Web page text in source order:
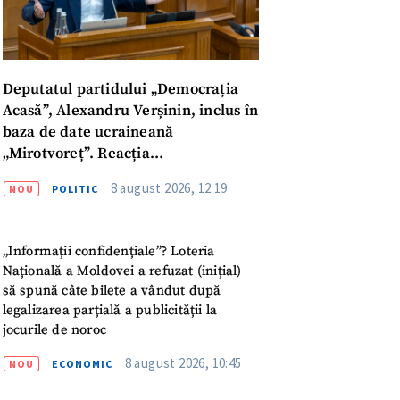
Deputatul partidului „Democrația
Acasă”, Alexandru Verșinin, inclus în
baza de date ucraineană
„Mirotvoreț”. Reacția
NOU POLITIC 8 august 2026, 12:19
„Informații confidențiale”? Loteria
Națională a Moldovei a refuzat (inițial)
să spună câte bilete a vândut după
legalizarea parțială a publicității la
jocurile de noroc
NOU ECONOMIC 8 august 2026, 10:45